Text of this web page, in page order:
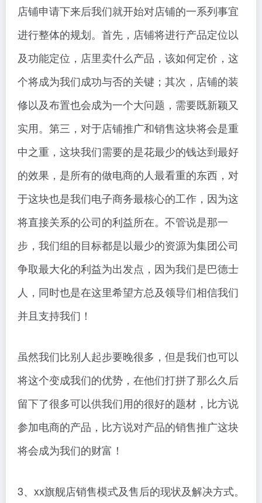
店铺申请下来后我们就开始对店铺的一系列事宜
进行整体的规划。首先，店铺将进行产品定位以
及功能定位，店里卖什么产品，该如何定价，这
个将成为我们成功与否的关键；其次，店铺的装
修以及布置也会成为一个大问题，需要既新颖又
实用。第三，对于店铺推广和销售这块将会是重
中之重，这块我们需要的是花最少的钱达到最好
的效果，是所有的做电商的人最看重的东西，对
于这块也是我们电子商务最核心的工作，因为这
将直接关系的公司的利益所在。不管说是那一
步，我们组的目标都是以最少的资源为集团公司
争取最大化的利益为出发点，因为我们是巴德士
人，同时也是在这里希望方总及领导们相信我们
并且支持我们！
虽然我们比别人起步要晚很多，但是我们也可以
将这个变成我们的优势，在他们打拼了那么久后
留下了很多可以供我们用的很好的题材，比方说
参加电商的产品，比方说对产品的销售推广这块
将会成为我们的财富！
3、xx旗舰店销售模式及售后的现状及解决方式。